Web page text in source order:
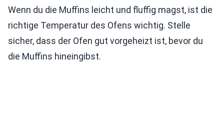
Wenn du die Muffins leicht und fluffig magst, ist die
richtige Temperatur des Ofens wichtig. Stelle
sicher, dass der Ofen gut vorgeheizt ist, bevor du
die Muffins hineingibst.